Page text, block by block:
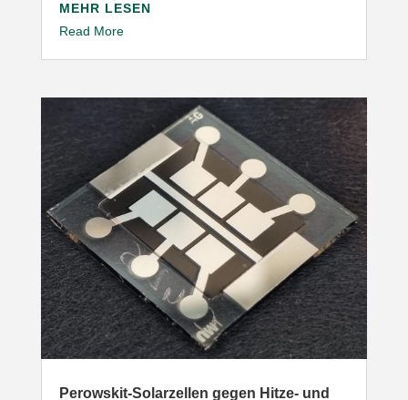
MEHR LESEN
Read More
Perowskit-​Solarzellen gegen Hitze- und